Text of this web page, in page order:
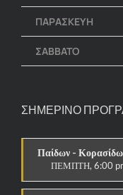
ΠΑΡΑΣΚΕΥΗ
ΣΑΒΒΑΤΟ
ΣΗΜΕΡΙΝΟ
Παίδων -
ΠΕΜΠΤΗ, 6:00